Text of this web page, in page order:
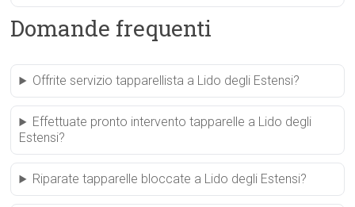
Domande frequenti
Offrite servizio tapparellista a Lido degli Estensi?
Effettuate pronto intervento tapparelle a Lido degli
Estensi?
Riparate tapparelle bloccate a Lido degli Estensi?